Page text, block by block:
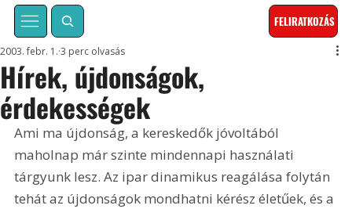
FELIRATKOZÁS
Hírek, újdonságok,
érdekességek
2003. febr. 1. 3 perc olvasás
Ami ma újdonság, a kereskedők jóvoltából
maholnap már szinte mindennapi használati
tárgyunk lesz. Az ipar dinamikus reagálása folytán
tehát az újdonságok mondhatni kérész életűek, és a